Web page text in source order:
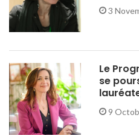
3
Le
se
9